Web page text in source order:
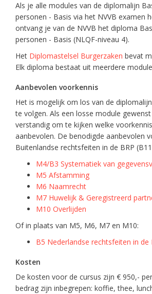
Als je alle modules van de diplomalijn
personen - Basis via het NVVB examen
ontvang je van de NVVB het diploma
personen - Basis (NLQF-niveau 4).
Het Diplomastelsel Burgerzaken bevat
Elk diploma bestaat uit meerdere
Aanbevolen voorkennis
Het is mogelijk om los van de
te volgen. Als een losse module
verstandig om te kijken welke
aanbevolen. De benodigde aanbevolen
Buitenlandse rechtsfeiten in de BRP
M4/B3 Systematiek van
M5 Afstamming
M6 Naamrecht
M7 Huwelijk & Geregistreerd
M10 Overlijden
Of in plaats van M5, M6, M7 en M10:
B5 Nederlandse rechtsfeiten in de
Kosten
De kosten voor de cursus zijn € 950,-
bedrag zijn inbegrepen: koffie, thee,